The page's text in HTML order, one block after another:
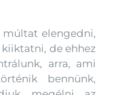
múltat elengedni,
de ehhez
arra, ami
bennünk,